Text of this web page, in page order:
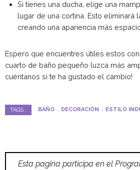
Si tienes una ducha, elige una
lugar de una cortina. Esto eliminará
creando una apariencia más
Espero que encuentres útiles estos
cuarto de baño pequeño luzca más
cuéntanos si te ha gustado el cambio!
TAGS : BAÑO DECORACIÓN ESTILO
Esta pagina participa en el